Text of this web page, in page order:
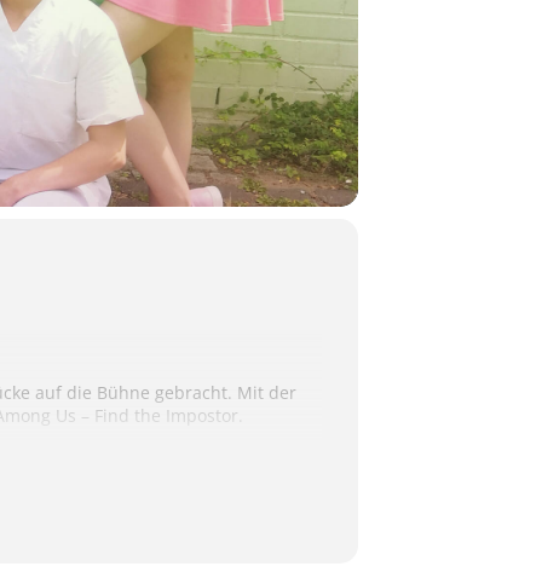
auf die Bühne gebracht. Mit der
Us – Find the Impostor.
sich nun auf den Weg zurück zur
Nur kurze Zeit später passiert